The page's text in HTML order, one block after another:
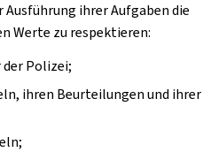
ihrer Aufgaben die
Werte zu respektieren:
Polizei;
ihren Beurteilungen und ihrer